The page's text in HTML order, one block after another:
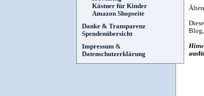
Kästner für Kinder
Amazon Shopseite
Danke & Transparenz
Spendenübersicht
Impressum &
Datenschutzerklärung